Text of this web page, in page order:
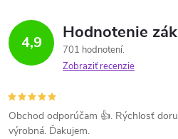
4,9 Hodnotenie
701 hodnotení
Zobraziť recenzie
Obchod odporúčam 👍. Rýchlosť
výrobná. Ďakujem.